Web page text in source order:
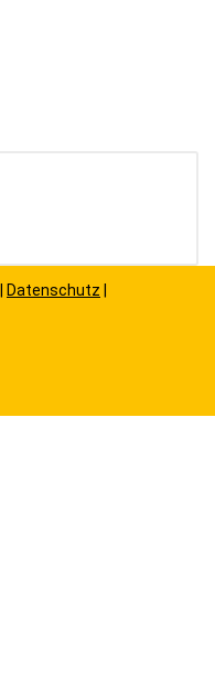
Datenschutz